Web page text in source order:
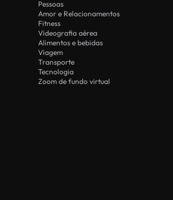
Pessoas
Amor e Relacionamentos
Fitness
Videografia aérea
Alimentos e bebidas
Viagem
Transporte
Tecnologia
Zoom de fundo virtual